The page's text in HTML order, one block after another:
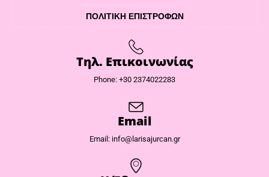
ΠΟΛΙΤΙΚΉ ΕΠΙΣΤΡΟΦΏΝ
Τηλ. Επικοινωνίας
Phone: +30 2374022283
Email
Email: info@larisajurcan.gr